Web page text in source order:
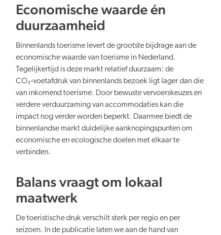
Economische waarde én
duurzaamheid
Binnenlands toerisme levert de grootste bijdrage aan de
economische waarde van toerisme in Nederland.
Tegelijkertijd is deze markt relatief duurzaam: de
CO₂‑voetafdruk van binnenlands bezoek ligt lager dan die
van inkomend toerisme. Door bewuste vervoerskeuzes en
verdere verduurzaming van accommodaties kan die
impact nog verder worden beperkt. Daarmee biedt de
binnenlandse markt duidelijke aanknopingspunten om
economische en ecologische doelen met elkaar te
verbinden.
Balans vraagt om lokaal
maatwerk
De toeristische druk verschilt sterk per regio en per
seizoen. In de publicatie laten we aan de hand van